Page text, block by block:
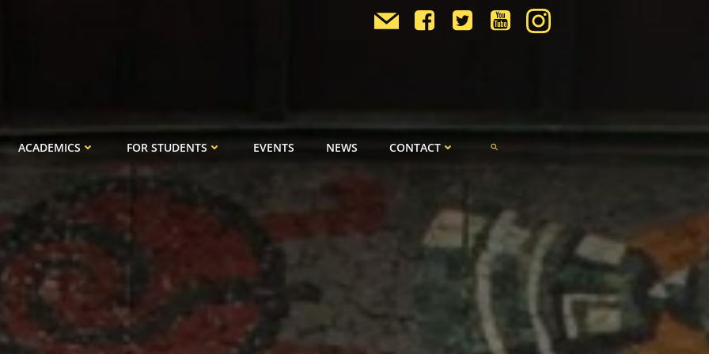
ACADEMICS FOR STUDENTS EVENTS NEWS CONTACT